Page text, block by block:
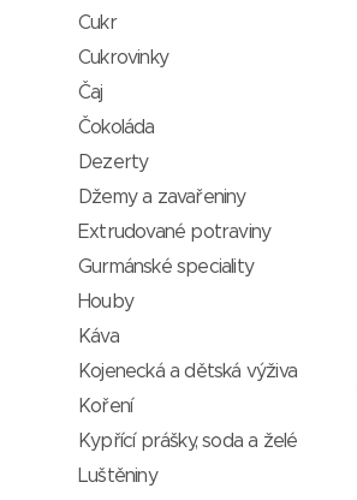
Cukr
Cukrovinky
Čaj
Čokoláda
Dezerty
Džemy a zavařeniny
Extrudované potraviny
Gurmánské speciality
Houby
Káva
Kojenecká a dětská výživa
Koření
Kypřící prášky, soda a želé
Luštěniny